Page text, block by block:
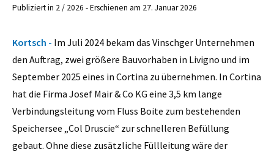
Publiziert in 2 / 2026 - Erschienen am 27. Januar 2026
Kortsch - Im Juli 2024 bekam das Vinschger Unternehmen
den Auftrag, zwei größere Bauvorhaben in Livigno und im
September 2025 eines in Cortina zu übernehmen. In Cortina
hat die Firma Josef Mair & Co KG eine 3,5 km lange
Verbindungsleitung vom Fluss Boite zum bestehenden
Speichersee „Col Druscie“ zur schnelleren Befüllung
gebaut. Ohne diese zusätzliche Füllleitung wäre der